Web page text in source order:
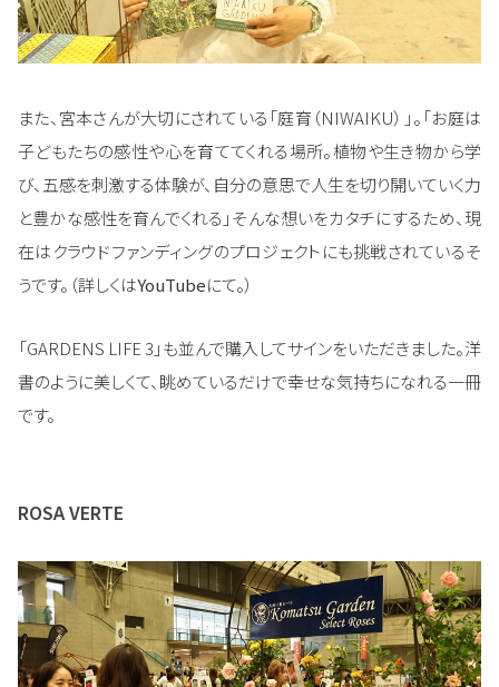
また、宮本さんが大切にされている「庭育（NIWAIKU）」。「お庭は
子どもたちの感性や心を育ててくれる場所。植物や生き物から学
び、五感を刺激する体験が、自分の意思で人生を切り開いていく力
と豊かな感性を育んでくれる」そんな想いをカタチにするため、現
在はクラウドファンディングのプロジェクトにも挑戦されているそ
うです。（詳しくはYouTubeにて。）
「GARDENS LIFE 3」も並んで購入してサインをいただきました。洋
書のように美しくて、眺めているだけで幸せな気持ちになれる一冊
です。
ROSA VERTE